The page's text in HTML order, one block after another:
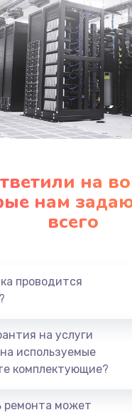
на
нам
всего
проводится
на услуги
используемые
комплектующие?
ремонта может